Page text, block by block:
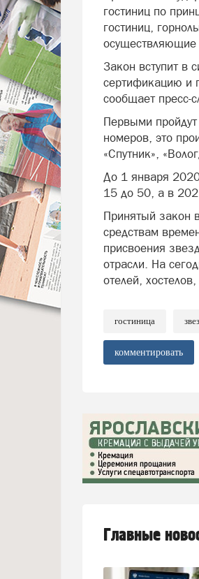
гостиниц по
гостиниц,
осуществляющие
Закон вступит в
сертификацию и
сообщает пресс-
Первыми
номеров, это
«Спутник»,
До 1 января
15 до 50, а в
Принятый закон
средствам
присвоения
отрасли. На
отелей,
гостиница
комментировать
Главные